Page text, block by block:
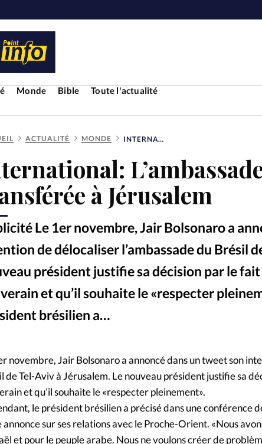
Monde Bible
Toute l'actualité
Bible
Culture
Histoire
Mission
Monde
Religions Société
ACTUALITÉ MONDE INTERNATIONAL: L’AMBASSADE DU BRÉSIL SERA TRANSFÉRÉE À JÉRUSALEM
à Jérusalem
Le 1er novembre, Jair Bolsonaro a
de délocaliser l’ambassade du Brésil
président justifie sa décision par le fait
et qu’il souhaite le «respecter
brésilien a…
novembre, Jair Bolsonaro a annoncé dans un tweet son
de Tel-Aviv à Jérusalem. Le nouveau président justifie sa
et qu’il souhaite le «respecter pleinement».
le président brésilien a précisé dans une conférence
annonce sur ses relations avec le Proche-Orient. «Nous
et pour le peuple arabe. Nous ne voulons créer de